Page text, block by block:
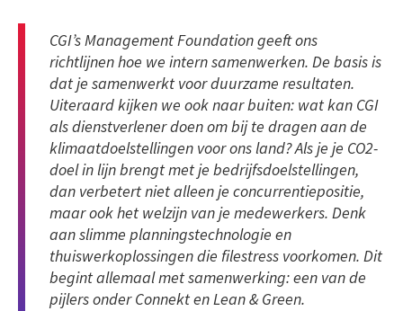
CGI’s Management Foundation geeft ons
richtlijnen hoe we intern samenwerken. De basis is
dat je samenwerkt voor duurzame resultaten.
Uiteraard kijken we ook naar buiten: wat kan CGI
als dienstverlener doen om bij te dragen aan de
klimaatdoelstellingen voor ons land? Als je je CO2-
doel in lijn brengt met je bedrijfsdoelstellingen,
dan verbetert niet alleen je concurrentiepositie,
maar ook het welzijn van je medewerkers. Denk
aan slimme planningstechnologie en
thuiswerkoplossingen die filestress voorkomen. Dit
begint allemaal met samenwerking: een van de
pijlers onder Connekt en Lean & Green.